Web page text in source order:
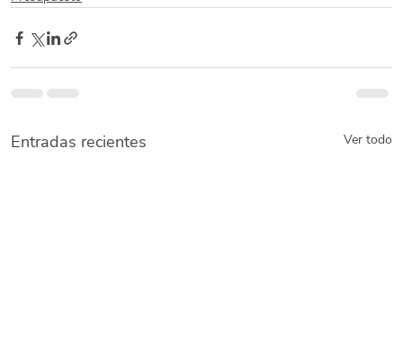
Entradas recientes Ver todo